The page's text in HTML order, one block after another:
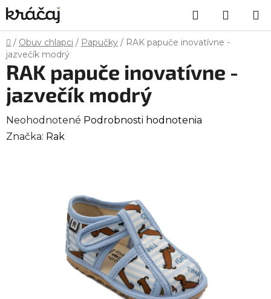
Prejsť
na
obsah
Hľadať
KOŠÍK
Domov
/ Obuv chlapci / Papučky / RAK papuče inovatívne -
jazvečík modrý
RAK papuče inovatívne -
jazvečík modrý
Priemerné
hodnotenie
Neohodnotené Podrobnosti hodnotenia
Značka: Rak